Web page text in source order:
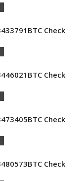
Check
Check
Check
Check